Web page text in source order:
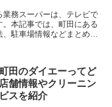
業務スーパーは、テレビで
本記事では、町田にある
駐車場情報などまとめて
田のダイエーってど
舗情報やクリーニン
スを紹介